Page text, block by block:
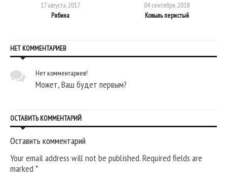
17 августа, 2017
Рябина
04 сентября, 2018
Ковыль перистый
НЕТ КОММЕНТАРИЕВ
Нет комментариев!
Может, Ваш будет первым?
ОСТАВИТЬ КОММЕНТАРИЙ
Оставить комментарий
Your email address will not be published. Required fields are
marked*